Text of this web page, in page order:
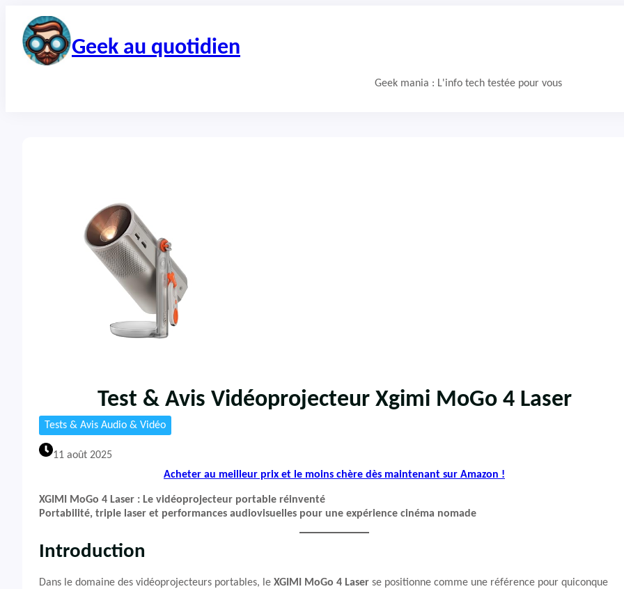
contenu
Geek au quotidien
Geek mania : L'info tech testée pour vous
Test & Avis Vidéoprojecteur Xgimi MoGo 4 Laser
Tests & Avis Audio & Vidéo
11 août 2025
Acheter au meilleur prix et le moins chère dès maintenant sur Amazon !
XGIMI MoGo 4 Laser : Le vidéoprojecteur portable réinventé
Portabilité, triple laser et performances audiovisuelles pour une expérience cinéma nomade
Introduction
Dans le domaine des vidéoprojecteurs portables, le XGIMI MoGo 4 Laser se positionne comme une référence pour quiconque